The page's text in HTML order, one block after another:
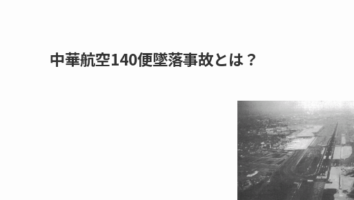
中華航空140便墜落事故とは？